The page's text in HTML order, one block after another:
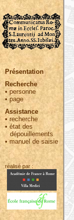
Présentation
Recherche
• personne
•page
Assistance
• recherche
•état des
dépouillements
•manuel de saisie
réalisé par :